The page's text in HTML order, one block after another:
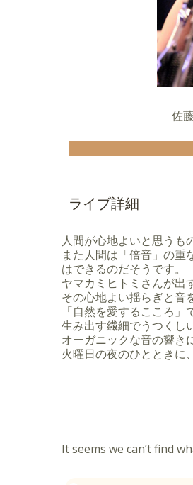
由紀さおり・久保田利
一・湯川潮音・高木正
レコーディング参加し
ピアニスト・作曲家宮
「音には色がある」を
わとの４人ユニット「
佐
桐朋学園大学音楽学部
ンサート「タイ・レイ
リー映画「或る音楽」
satonaoko「１０８」
ライブ詳細
人間が心地よいと思うも
また人間は「倍音」の重
はできるのだそうです。
ヤマカミヒトミさんが出
その心地よい揺らぎと音
「自然を愛するこころ
生み出す繊細でうつくし
オーガニックな音の響き
火曜日の夜のひとときに
It seems we can’t find